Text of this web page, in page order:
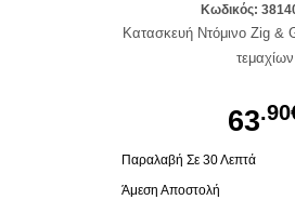
Κωδικός:
Κατασκευή Ντόμινο Zig &
τεμαχίων
63
Παραλαβή Σε 30 Λεπτά
Άμεση Αποστολή